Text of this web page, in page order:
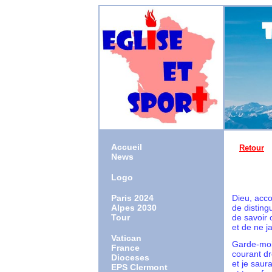
Accueil
News
Logo
Paris 2024
Alpes 2030
Tour
Vatican
France
Dioceses
EPS Clermont
Retour
Dieu,
de
de savoir
et de ne
Garde-
courant
et je